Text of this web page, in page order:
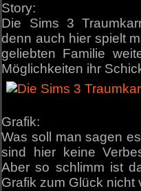
Story:
Die Sims 3
denn auch hier spielt
geliebten Familie
Möglichkeiten ihr
Grafik:
Was soll man sagen
sind hier keine
Aber so schlimm ist
Grafik zum Glück nicht